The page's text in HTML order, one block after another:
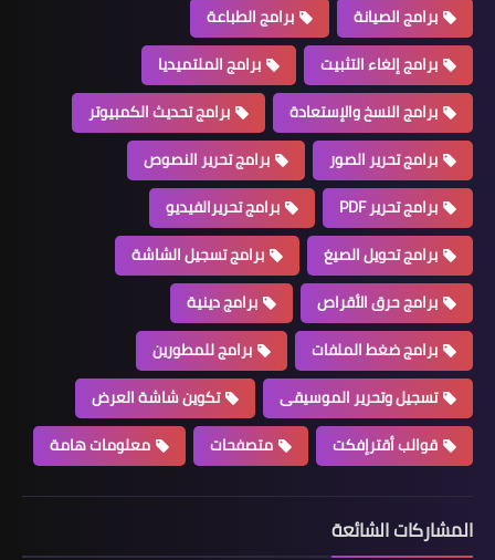
برامج الصيانة
برامج الطباعة
برامج إلغاء التثبيت
برامج الملتميديا
برامج النسخ والإستعادة
برامج تحديث الكمبيوتر
برامج تحرير الصور
برامج تحرير النصوص
برامج تحرير PDF
برامج تحريرالفيديو
برامج تحويل الصيغ
برامج تسجيل الشاشة
برامج حرق الأقراص
برامج دينية
برامج ضغط الملفات
برامج للمطورين
تسجيل وتحرير الموسيقى
تكوين شاشة العرض
قوالب أقترإفكت
متصفحات معلومات هامة
المشاركات الشائعة